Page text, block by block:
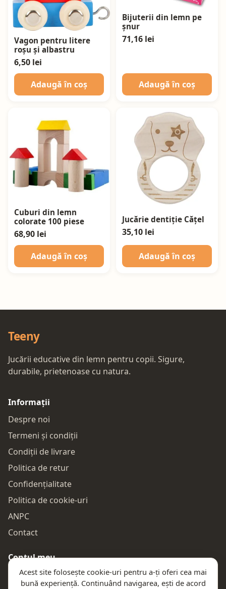
Vagon pentru litere
roșu și albastru
6,50 lei
Adaugă în coș
Bijuterii din lemn pe
șnur
71,16 lei
Adaugă în coș
Cuburi din lemn
colorate 100 piese
68,90 lei
Adaugă în coș
Jucărie dentiție Cățel
35,10 lei
Adaugă în coș
Teeny
Jucării educative din lemn pentru copii. Sigure,
durabile, prietenoase cu natura.
Informații
Despre noi
Termeni și condiții
Condiții de livrare
Politica de retur
Confidențialitate
Politica de cookie-uri
ANPC
Contact
Contul meu
Autentificare
Acest site folosește cookie-uri pentru a-ți oferi cea mai
bună experiență. Continuând navigarea, ești de acord